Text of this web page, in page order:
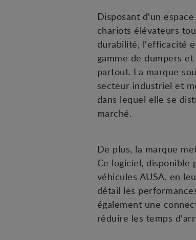
Disposant d'un
chariots élévateurs
durabilité, l'efficacité
gamme de dumpers
partout. La marque
secteur industriel et
dans lequel elle se
marché.
De plus, la marque
Ce logiciel,
véhicules AUSA, en
détail les
également une
réduire les temps